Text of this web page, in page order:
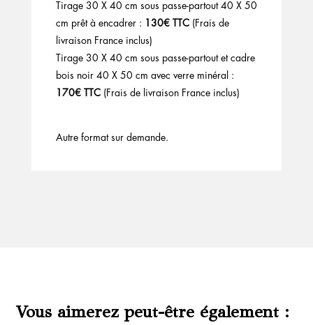
Tirage 30 X 40 cm sous passe-partout 40 X 50
cm prêt à encadrer :
130€ TTC(Frais de
livraison France inclus)
Tirage 30 X 40 cm sous passe-partout et cadre
bois noir 40 X 50 cm avec verre minéral :
170€ TTC(Frais de livraison France inclus)
Autre format sur demande.
Vous aimerez peut-être également :